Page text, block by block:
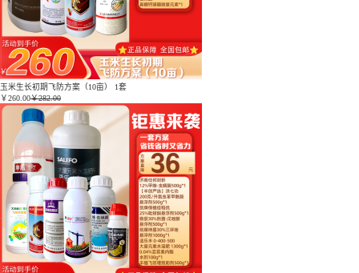
玉米生长初期飞防方案（10亩） 1套
￥260.00￥282.00